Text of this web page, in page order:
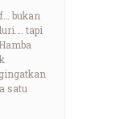
bukan
tapi
satu